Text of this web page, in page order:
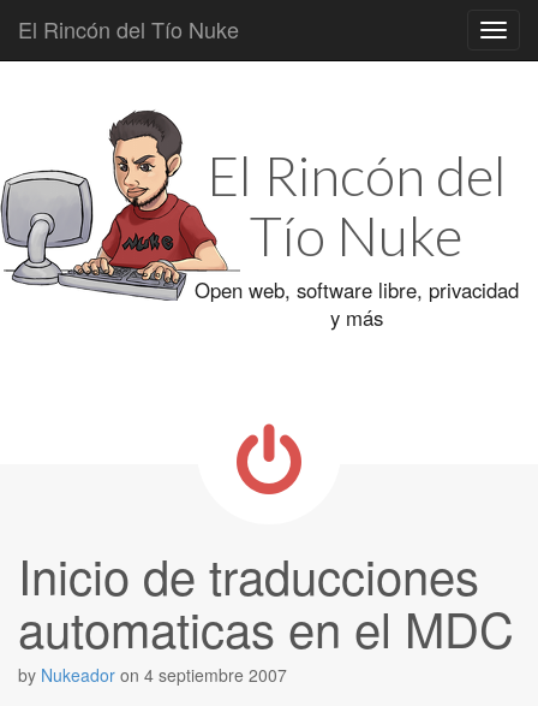
El Rincón del Tío Nuke
El Rincón del
Tío Nuke
Open web, software libre, privacidad
y más
Inicio de traducciones
automaticas en el MDC
by Nukeador on 4 septiembre 2007